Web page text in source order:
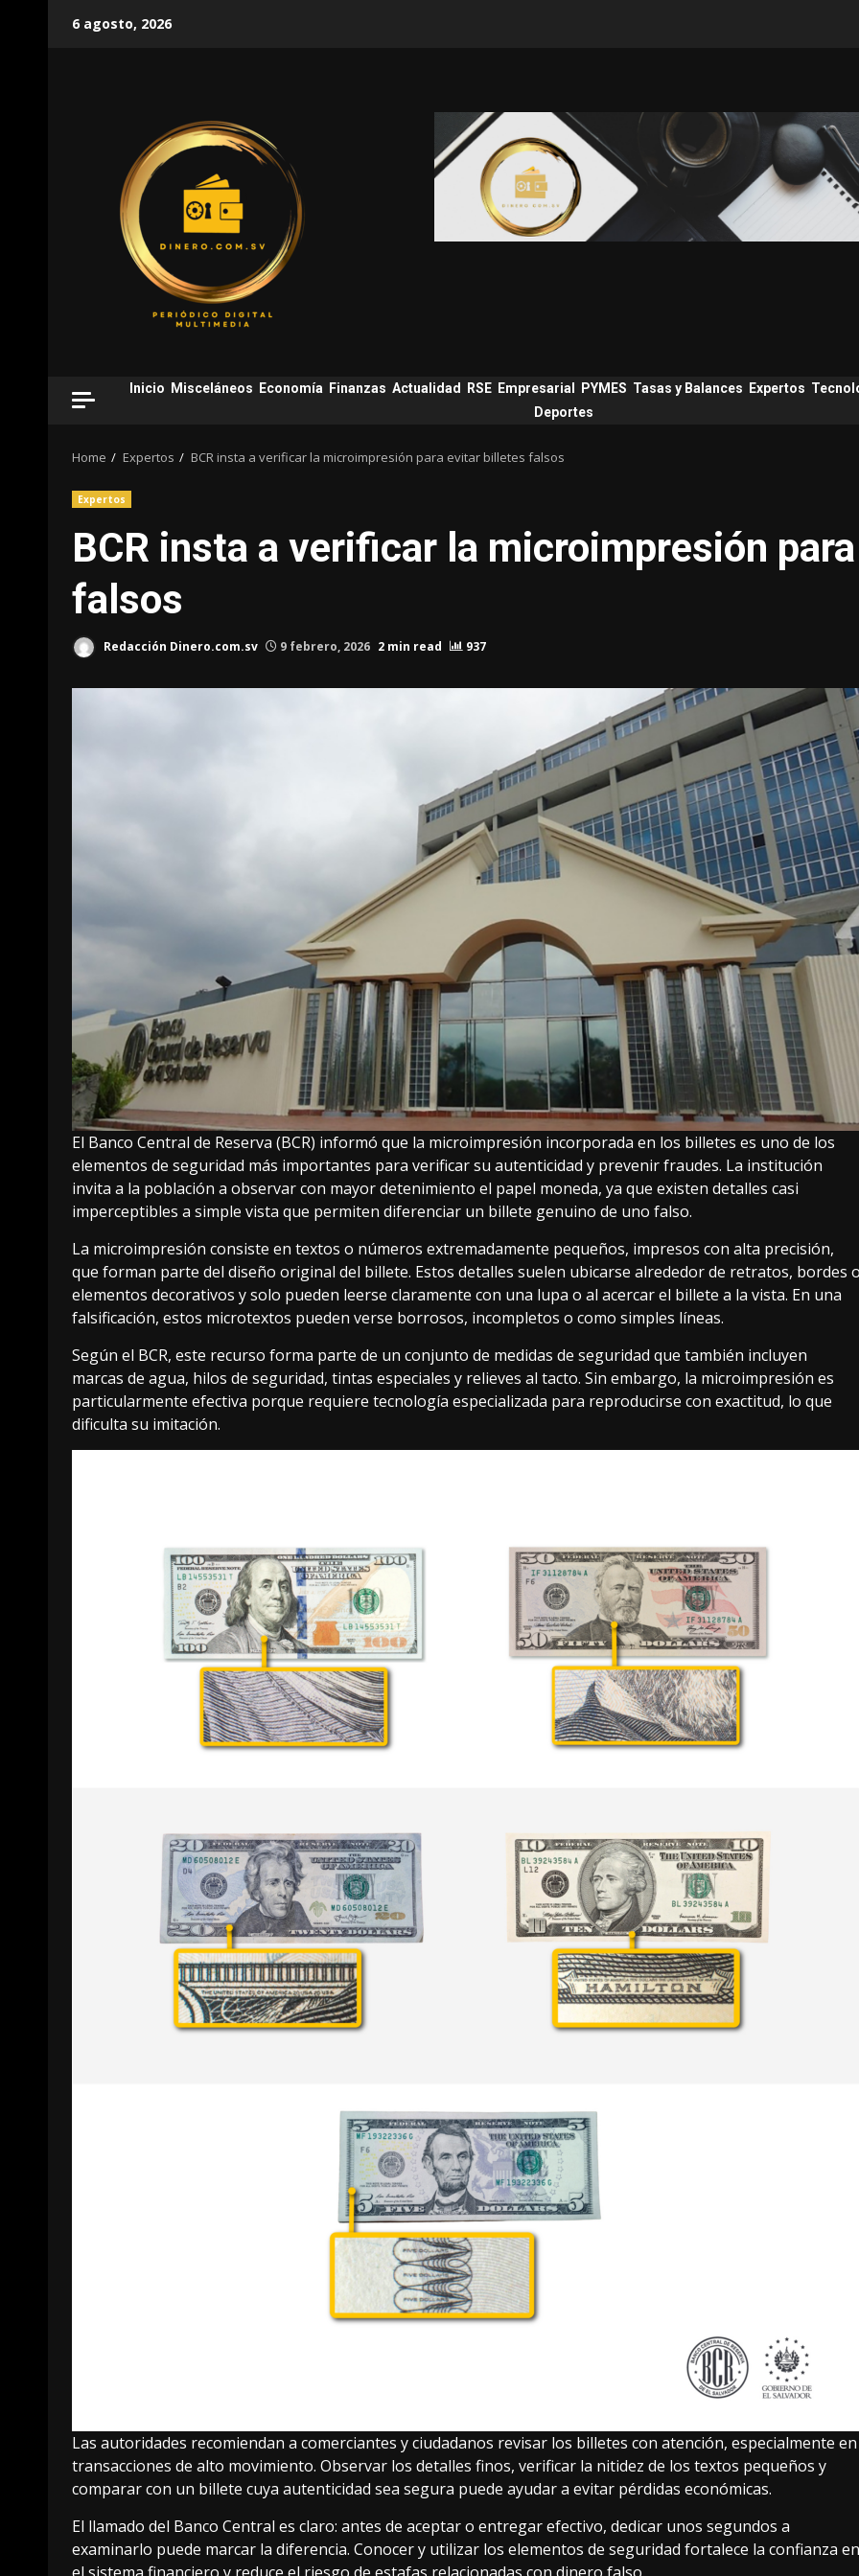
6 agosto, 2026
Inicio Misceláneos Economía Finanzas Actualidad RSE Empresarial PYMES Tasas y Balances Expertos
Deportes
Home Expertos BCR insta a verificar la microimpresión para evitar billetes falsos
Expertos
BCR insta a verificar la microimpresión
falsos
Redacción Dinero.com.sv 9 febrero, 2026 2 min read 937
El Banco Central de Reserva (BCR) informó que la microimpresión incorporada en los billetes es uno de los
elementos de seguridad más importantes para verificar su autenticidad y prevenir fraudes. La institución
invita a la población a observar con mayor detenimiento el papel moneda, ya que existen detalles casi
imperceptibles a simple vista que permiten diferenciar un billete genuino de uno falso.
La microimpresión consiste en textos o números extremadamente pequeños, impresos con alta precisión,
que forman parte del diseño original del billete. Estos detalles suelen ubicarse alrededor de retratos, bordes
elementos decorativos y solo pueden leerse claramente con una lupa o al acercar el billete a la vista. En una
falsificación, estos microtextos pueden verse borrosos, incompletos o como simples líneas.
Según el BCR, este recurso forma parte de un conjunto de medidas de seguridad que también incluyen
marcas de agua, hilos de seguridad, tintas especiales y relieves al tacto. Sin embargo, la microimpresión es
particularmente efectiva porque requiere tecnología especializada para reproducirse con exactitud, lo que
dificulta su imitación.
Las autoridades recomiendan a comerciantes y ciudadanos revisar los billetes con atención, especialmente en
transacciones de alto movimiento. Observar los detalles finos, verificar la nitidez de los textos pequeños y
comparar con un billete cuya autenticidad sea segura puede ayudar a evitar pérdidas económicas.
El llamado del Banco Central es claro: antes de aceptar o entregar efectivo, dedicar unos segundos a
examinarlo puede marcar la diferencia. Conocer y utilizar los elementos de seguridad fortalece la confianza en